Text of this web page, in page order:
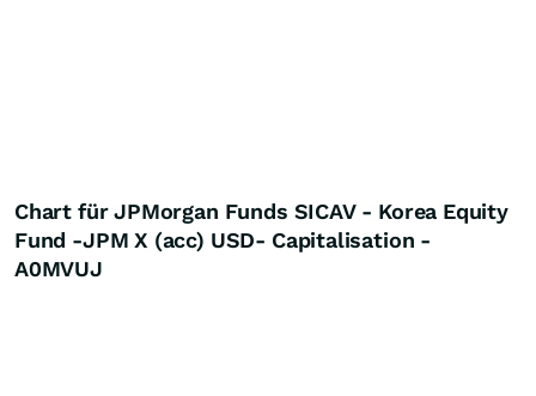
Chart für JPMorgan Funds SICAV - Korea Equity
Fund -JPM X (acc) USD- Capitalisation -
A0MVUJ